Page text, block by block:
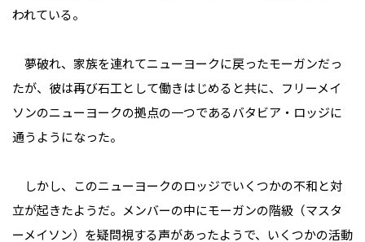
われている。
夢破れ、家族を連れてニューヨークに戻ったモーガンだっ
たが、彼は再び石工として働きはじめると共に、フリーメイ
ソンのニューヨークの拠点の一つであるバタビア・ロッジに
通うようになった。
しかし、このニューヨークのロッジでいくつかの不和と対
立が起きたようだ。メンバーの中にモーガンの階級（マスタ
ーメイソン）を疑問視する声があったようで、いくつかの活動